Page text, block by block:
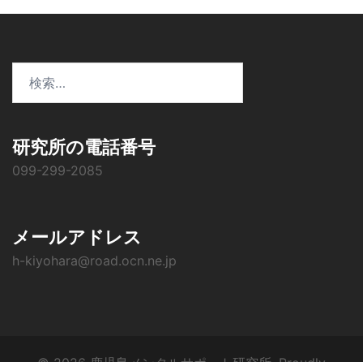
研究所の電話番号
099-299-2085
メールアドレス
h-kiyohara@road.ocn.ne.jp